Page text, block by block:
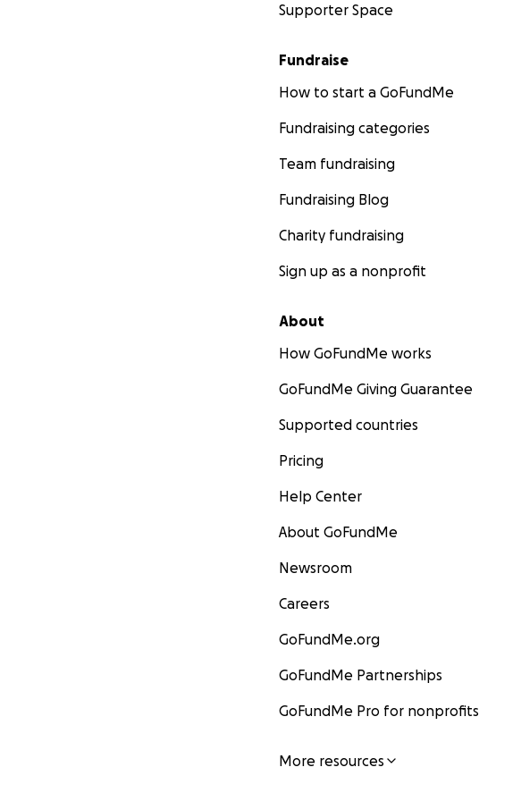
Supporter Space
Fundraise
How to start a GoFundMe
Fundraising categories
Team fundraising
Fundraising Blog
Charity fundraising
Sign up as a nonprofit
About
How GoFundMe works
GoFundMe Giving Guarantee
Supported countries
Pricing
Help Center
About GoFundMe
Newsroom
Careers
GoFundMe.org
GoFundMe Partnerships
GoFundMe Pro for nonprofits
More resources